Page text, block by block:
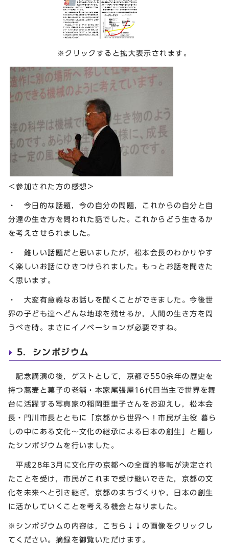
※クリックすると拡大表示されます。
＜参加された方の感想＞
・ 今日的な話題，今の自分の問題，これからの自分と自
分達の生き方を問われた話でした。これからどう生きるか
を考えさせられました。
・ 難しい話題だと思いましたが，松本会長のわかりやす
く楽しいお話にひきつけられました。もっとお話を聞きた
く思います。
・ 大変有意義なお話しを聞くことができました。今後世
界の子ども達へどんな地球を残せるか，人間の生き方を問
うべき時。まさにイノベーションが必要ですね。
5．シンポジウム
記念講演の後，ゲストとして，京都で550余年の歴史を
持つ蕎麦と菓子の老舗・本家尾張屋16代目当主で世界を舞
台に活躍する写真家の稲岡亜里子さんをお迎えし，松本会
長・門川市長とともに「京都から世界へ！市民が主役 暮ら
しの中にある文化～文化の継承による日本の創生」と題し
たシンポジウムを行いました。
平成28年3月に文化庁の京都への全面的移転が決定され
たことを受け，市民がこれまで受け継いできた，京都の文
化を未来へと引き継ぎ，京都のまちづくりや，日本の創生
に活かしていくことを考える機会となりました。
※シンポジウムの内容は，こちら↓↓の画像をクリックし
てください。摘録を御覧いただけます。